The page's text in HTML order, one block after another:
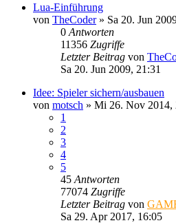
Lua-Einführung
von TheCoder» Sa 20. Jun
0 Antworten
11356 Zugriffe
Letzter Beitrag von
Sa 20. Jun 2009, 21:31
Idee: Spieler sichern/ausbauen
von motsch » Mi 26. Nov 2014,
1
2
3
4
5
45 Antworten
77074 Zugriffe
Letzter Beitrag von
Sa 29. Apr 2017, 16:05